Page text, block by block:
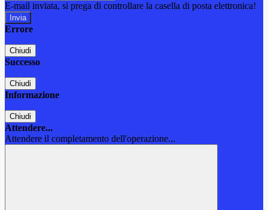
E-mail inviata, si prega di controllare la casella di posta elettronica!
Errore
Chiudi
Successo
Chiudi
Informazione
Chiudi
Attendere...
Attendere il completamento dell'operazione...